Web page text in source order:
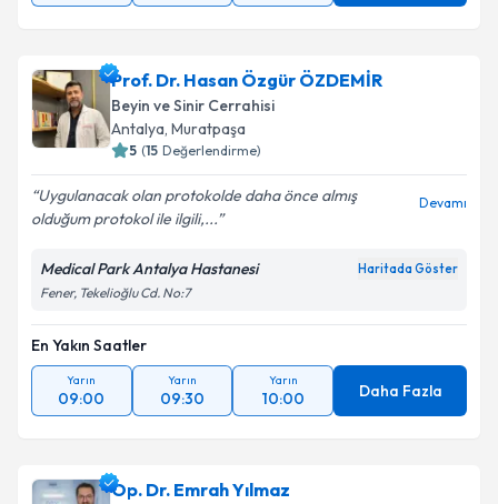
Prof. Dr. Hasan Özgür ÖZDEMİR
Beyin ve Sinir Cerrahisi
Antalya, Muratpaşa
5 (15 Değerlendirme)
Uygulanacak olan protokolde daha önce almış
olduğum protokol ile ilgili,...
Devamı
Medical Park Antalya Hastanesi Haritada Göster
Fener, Tekelioğlu Cd. No:7
En Yakın Saatler
Yarın
09:00
Yarın
09:30
Yarın
10:00 Daha Fazla
Op. Dr. Emrah Yılmaz